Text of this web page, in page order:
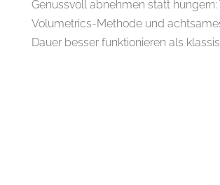
Genussvoll abnehmen statt
Volumetrics-Methode und
Dauer besser funktionieren als